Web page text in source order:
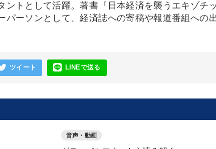
ントとして活躍。著書『日本経済を襲うエキゾチ
パーソンとして、経済誌への寄稿や報道番組への
ツイート LINEで送る
音声・動画